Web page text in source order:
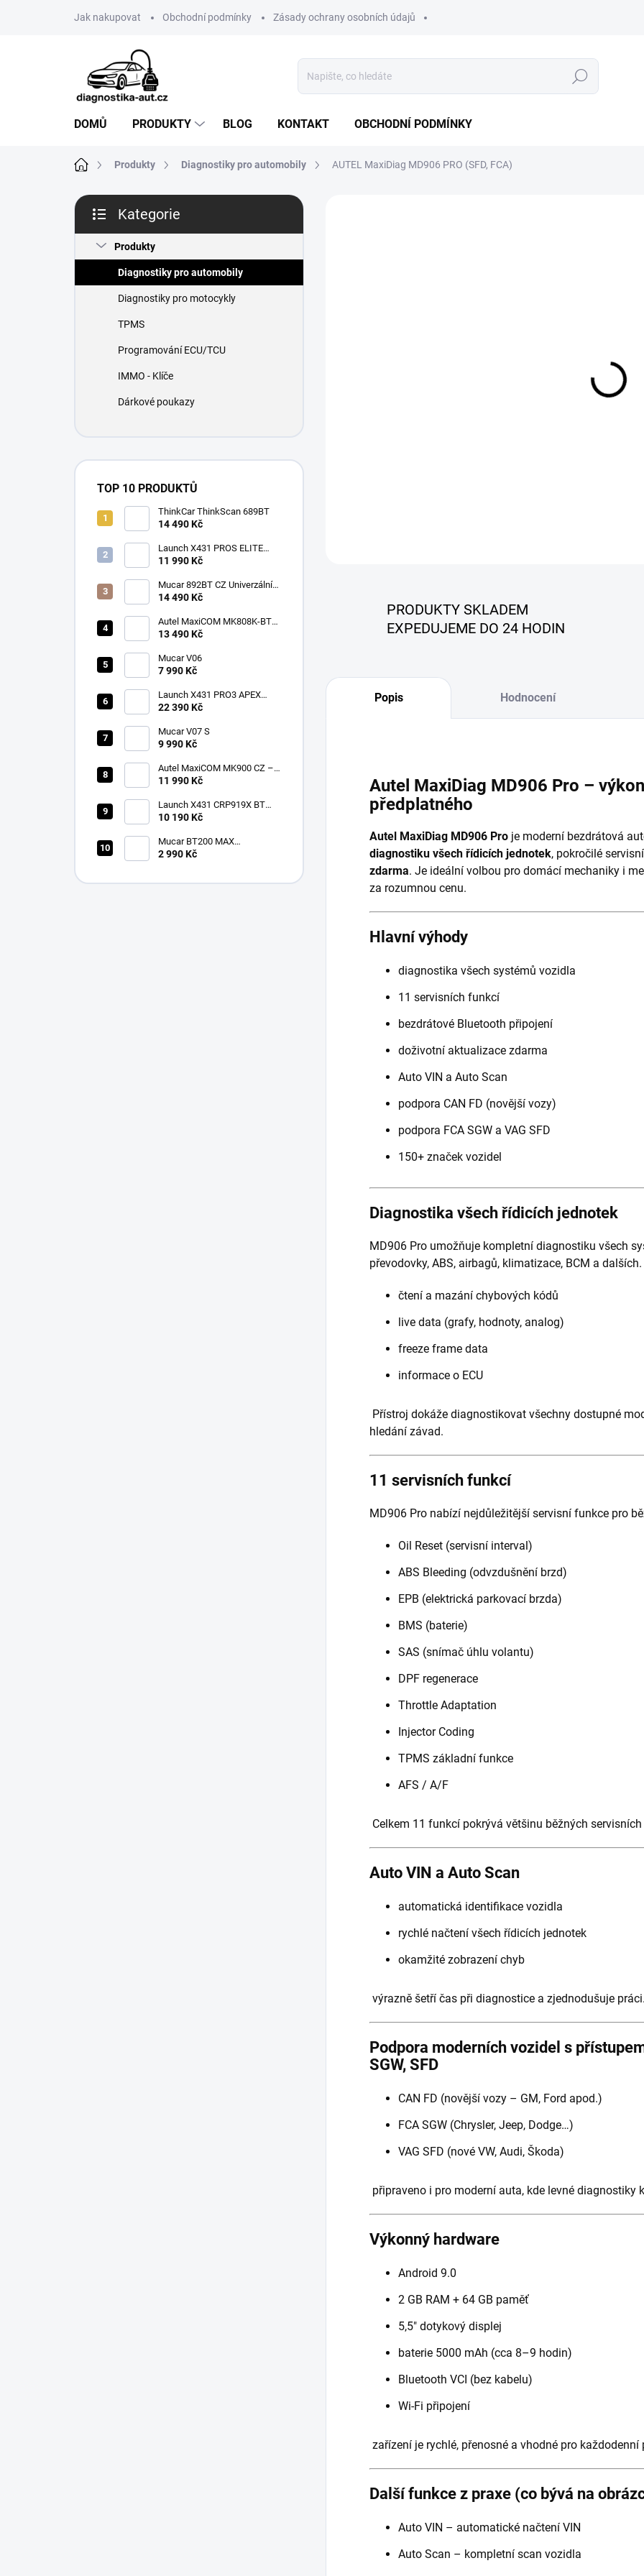
Jak nakupovat Obchodní podmínky Zásady ochrany osobních údajů
Hledat
DOMŮ PRODUKTY BLOG KONTAKT OBCHODNÍ PODMÍNKY
Domů Produkty Diagnostiky pro automobily AUTEL MaxiDiag MD906 PRO (SFD, FCA)
P
s
r
a
kategorie
Kategorie
Produkty
Diagnostiky pro automobily
Diagnostiky pro motocykly
TPMS
Programování ECU/TCU
IMMO - Klíče
Dárkové poukazy
TOP 10 PRODUKTŮ
ThinkCar ThinkScan 689BT
14 490 Kč
Launch X431 PROS ELITE
2026
11 990 Kč
Mucar 892BT CZ Univerzální
diagnostika , CAN-FD, DOIP
14 490 Kč
Autel MaxiCOM MK808K-BT
CZ
13 490 Kč
Mucar V06
7 990 Kč
Launch X431 PRO3 APEX
2026 CZ
22 390 Kč
Mucar V07 S
9 990 Kč
Autel MaxiCOM MK900 CZ –
2026 profesionální
11 990 Kč
Launch X431 CRP919X BT
Bluetooth
10 190 Kč
Mucar BT200 MAX
multiznačková diagnostika v
2 990 Kč
PRODUKTY SKLADEM
EXPEDUJEME DO 24 HODIN
Popis Hodnocení
Autel MaxiDiag MD906 Pro –
předplatného
Autel MaxiDiag MD906 Pro je moderní bezdrátová
diagnostiku všech řídicích jednotek, pokročilé
zdarma. Je ideální volbou pro domácí mechaniky i
za rozumnou cenu.
Hlavní výhody
diagnostika všech systémů vozidla
11 servisních funkcí
bezdrátové Bluetooth připojení
doživotní aktualizace zdarma
Auto VIN a Auto Scan
podpora CAN FD (novější vozy)
podpora FCA SGW a VAG SFD
150+ značek vozidel
Diagnostika všech řídicích jednotek
MD906 Pro umožňuje kompletní diagnostiku všech
převodovky, ABS, airbagů, klimatizace, BCM a dalších.
čtení a mazání chybových kódů
live data (grafy, hodnoty, analog)
freeze frame data
informace o ECU
Přístroj dokáže diagnostikovat všechny dostupné
hledání závad.
11 servisních funkcí
MD906 Pro nabízí nejdůležitější servisní funkce pro
Oil Reset (servisní interval)
ABS Bleeding (odvzdušnění brzd)
EPB (elektrická parkovací brzda)
BMS (baterie)
SAS (snímač úhlu volantu)
DPF regenerace
Throttle Adaptation
Injector Coding
TPMS základní funkce
AFS / A/F
Celkem 11 funkcí pokrývá většinu běžných
Auto VIN a Auto Scan
automatická identifikace vozidla
rychlé načtení všech řídicích jednotek
okamžité zobrazení chyb
výrazně šetří čas při diagnostice a zjednodušuje práci.
Podpora moderních vozidel s
SGW, SFD
CAN FD (novější vozy – GM, Ford apod.)
FCA SGW (Chrysler, Jeep, Dodge…)
VAG SFD (nové VW, Audi, Škoda)
připraveno i pro moderní auta, kde levné diagnostiky
Výkonný hardware
Android 9.0
2 GB RAM + 64 GB paměť
5,5" dotykový displej
baterie 5000 mAh (cca 8–9 hodin)
Bluetooth VCI (bez kabelu)
Wi-Fi připojení
zařízení je rychlé, přenosné a vhodné pro každodenní
Další funkce z praxe (co bývá na
Auto VIN – automatické načtení VIN
Auto Scan – kompletní scan vozidla